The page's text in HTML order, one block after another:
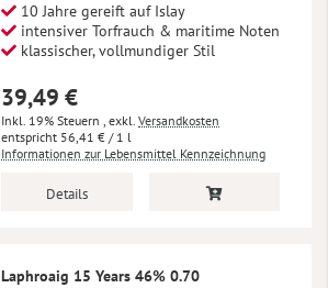
10 Jahre gereift auf Islay
intensiver Torfrauch & maritime Noten
klassischer, vollmundiger Stil
39,49 €
Inkl. 19% Steuern , exkl. Versandkosten
56,41 € / 1 l
Informationen zur Lebensmittel Kennzeichnung
Details
Laphroaig 15 Years 46% 0.70